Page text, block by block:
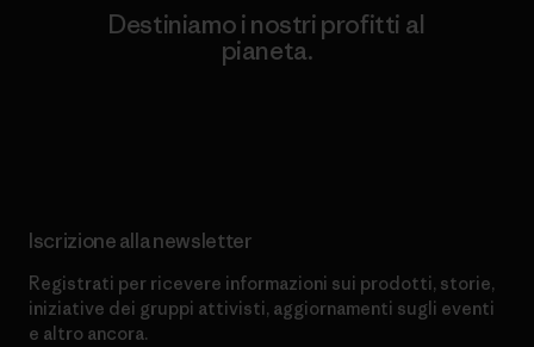
Destiniamo i nostri profitti al
pianeta.
Iscrizione alla newsletter
Registrati per ricevere informazioni sui prodotti, storie,
iniziative dei gruppi attivisti, aggiornamenti sugli eventi
e altro ancora.